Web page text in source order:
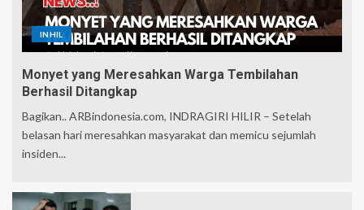
INHIL
Monyet yang Meresahkan Warga Tembilahan
Berhasil Ditangkap
Bagikan.. ARBindonesia.com, INDRAGIRI HILIR – Setelah
belasan hari meresahkan masyarakat dan memicu sejumlah
insiden...